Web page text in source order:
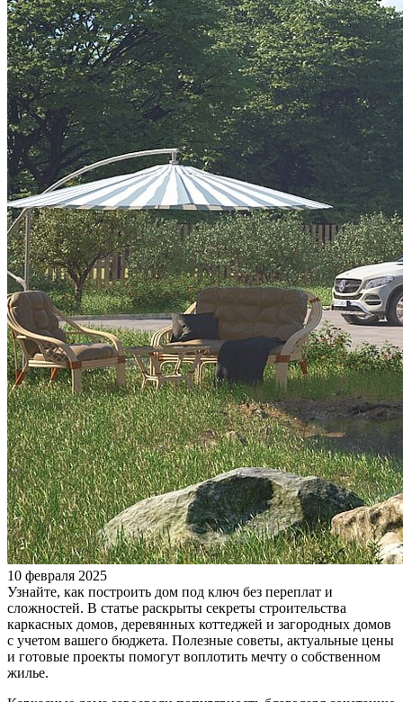
10 февраля 2025
Узнайте, как построить дом под ключ без переплат и
сложностей. В статье раскрыты секреты строительства
каркасных домов, деревянных коттеджей и загородных домов
с учетом вашего бюджета. Полезные советы, актуальные цены
и готовые проекты помогут воплотить мечту о собственном
жилье.